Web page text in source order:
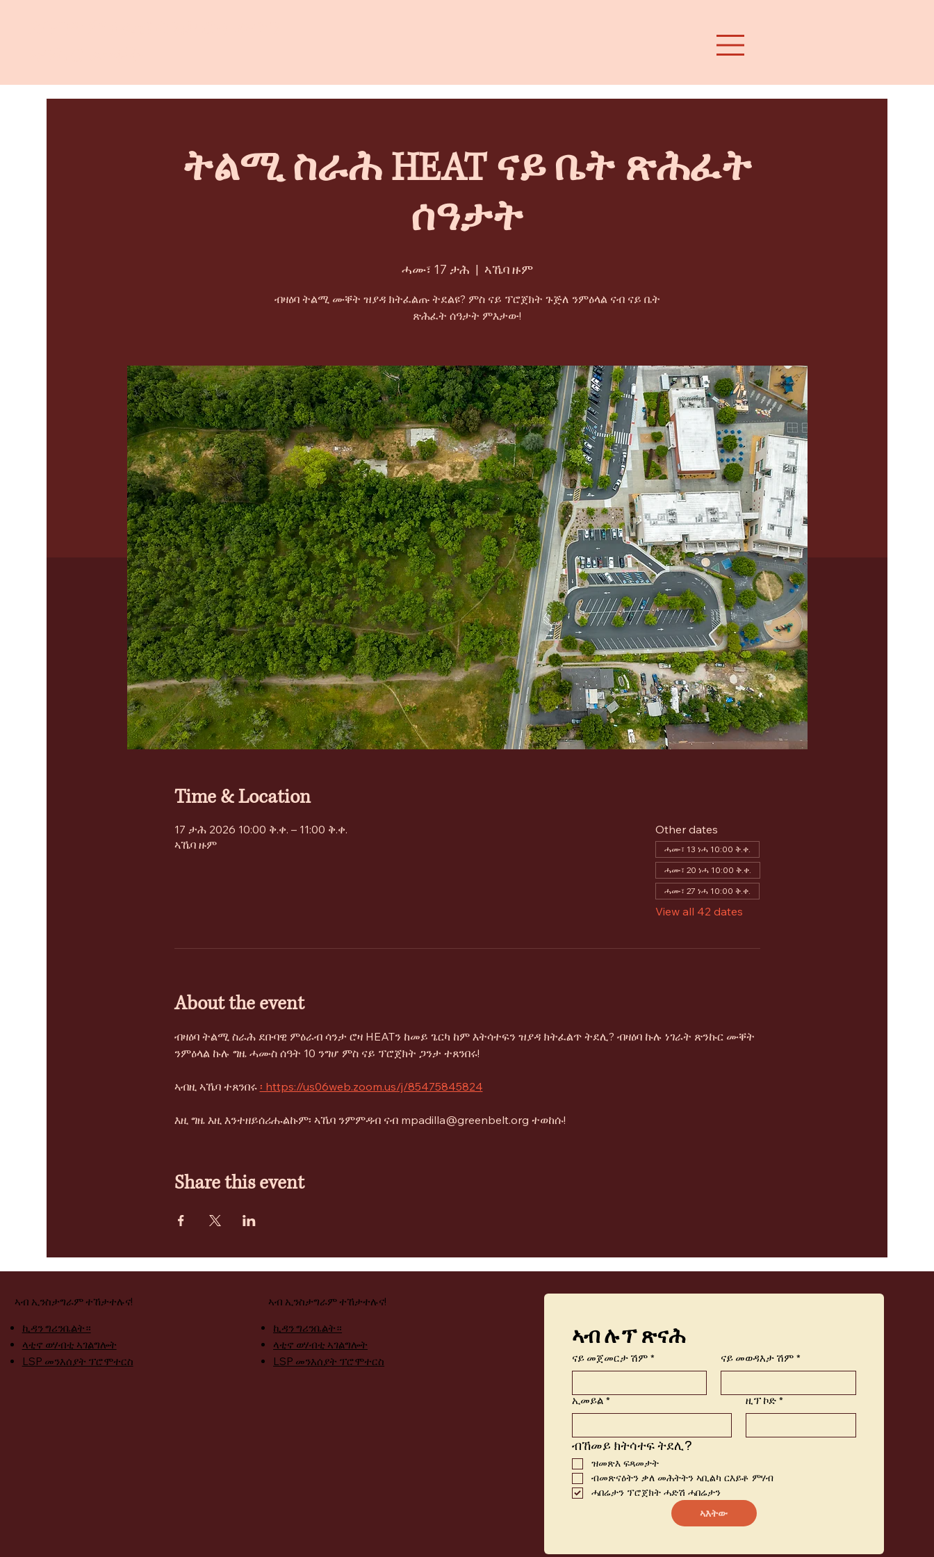
ትልሚ ስራሕ HEAT ናይ ቤት ጽሕፈት
ሰዓታት
ሓሙ፣ 17 ታሕ
  |
ኣኼባ ዙም
ብዛዕባ ትልሚ ሙቐት ዝያዳ ክትፈልጡ ትደልዩ? ምስ ናይ ፕሮጀክት ጉጅለ ንምዕላል ናብ ናይ ቤት
ጽሕፈት ሰዓታት ምእታው!
Time & Location
17 ታሕ 2026 10:00 ቅ.ቀ. – 11:00 ቅ.ቀ.
ኣኼባ ዙም
Other dates
ሓሙ፣ 13 ነሓ 10:00 ቅ.ቀ.
ሓሙ፣ 20 ነሓ 10:00 ቅ.ቀ.
ሓሙ፣ 27 ነሓ 10:00 ቅ.ቀ.
View all 42 dates
About the event
ብዛዕባ ትልሚ ስራሕ ደቡባዊ ምዕራብ ሳንታ ሮዛ HEATን ከመይ ጌርካ ከም እትሳተፍን ዝያዳ ክትፈልጥ ትደሊ? ብዛዕባ ኩሉ ነገራት ጽንኩር ሙቐት
ንምዕላል ኩሉ ግዜ ሓሙስ ሰዓት 10 ንግሆ ምስ ናይ ፕሮጀክት ጋንታ ተጸንበሩ!
ኣብዚ ኣኼባ ተጸንበሩ ፡ https://us06web.zoom.us/j/85475845824
እዚ ግዜ እዚ እንተዘይሰሪሑልኩም፡ ኣኼባ ንምምዳብ ናብ mpadilla@greenbelt.org ተወከሱ!
Share this event
ኣብ ኢንስታግራም ተኸታተሉና!
ኪዳን ግሪንቤልት።
ላቲኖ ወሃብቲ ኣገልግሎት
LSP መንእሰያት ፕሮሞተርስ
ኣብ ኢንስታግራም ተኸታተሉና!
ኪዳን ግሪንቤልት።
ላቲኖ ወሃብቲ ኣገልግሎት
LSP መንእሰያት ፕሮሞተርስ
ኣብ ሉፕ ጽናሕ
ናይ መጀመርታ ሽም * ናይ መወዳእታ ሽም *
ኢመይል * ዚፕ ኮድ *
ብኸመይ ክትሳተፍ ትደሊ?
ዝመጽእ ፍጻመታት
ብመጽናዕትን ቃለ መሕትትን ኣቢልካ ርእይቶ ምሃብ
ሓበሬታን ፕሮጀክት ሓድሽ ሓበሬታን
ኣእትው